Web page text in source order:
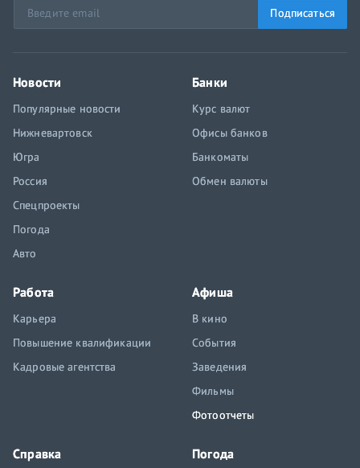
Подписаться
Новости
Популярные новости
Нижневартовск
Югра
Россия
Спецпроекты
Погода
Авто
Банки
Курс валют
Офисы банков
Банкоматы
Обмен валюты
Работа
Карьера
Повышение квалификации
Кадровые агентства
Афиша
В кино
События
Заведения
Фильмы
Фотоотчеты
Справка Погода